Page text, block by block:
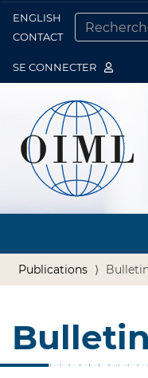
ENGLISH
CONTACT
SE CONNECTER
Publications
Bulletin